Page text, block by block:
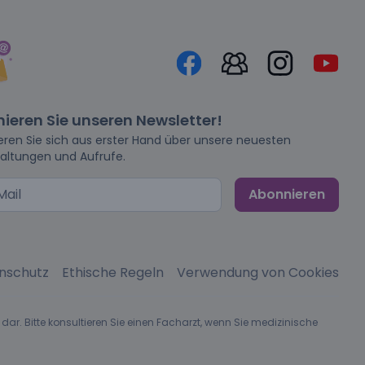
Sie unseren Newsletter!
Sie sich aus erster Hand über unsere neuesten
und Aufrufe.
Abonnieren
Ethische Regeln
Verwendung von Cookies
Bitte konsultieren Sie einen Facharzt, wenn Sie medizinische